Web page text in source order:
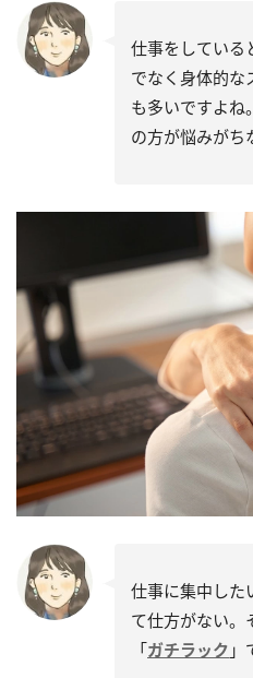
仕事をしている
でなく身体的な
も多いですよね
の方が悩みがち
仕事に集中した
て仕方がない。
「ガチラック 」